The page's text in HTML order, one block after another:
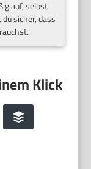
auf, selbst
sicher, dass
Buffer